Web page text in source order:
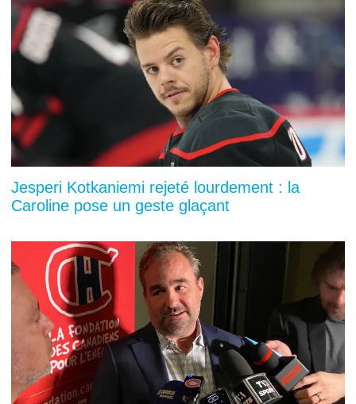
Jesperi Kotkaniemi rejeté lourdement : la
Caroline pose un geste glaçant